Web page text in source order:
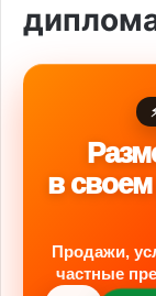
в
Продажи,
частные